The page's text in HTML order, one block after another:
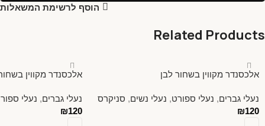
הוסף לרשימת המשאלות
Related Products
אלכסנדר מקווין בשחור לבן
נעלי גברים, נעלי ספורט, נעלי נשים, סניקרס
₪120
אלכסנדר מקווין
נעלי גברים, נעלי
₪120